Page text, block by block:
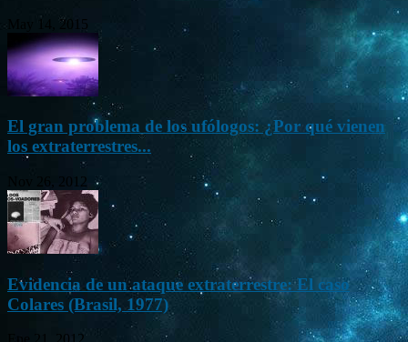
May 14, 2015
El gran problema de los ufólogos: ¿Por qué vienen
los extraterrestres...
Nov 26, 2012
Evidencia de un ataque extraterrestre: El caso
Colares (Brasil, 1977)